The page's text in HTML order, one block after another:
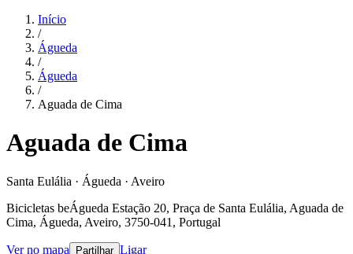
Início
/
Águeda
/
Águeda
/
Aguada de Cima
Aguada de Cima
Santa Eulália · Águeda · Aveiro
Bicicletas beÁgueda Estação 20, Praça de Santa Eulália, Aguada de
Cima, Águeda, Aveiro, 3750-041, Portugal
Ver no mapa Partilhar Ligar